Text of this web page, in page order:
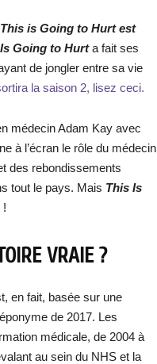
This is Going to Hurt est
Going to Hurta fait ses
de jongler entre sa vie
la saison 2, lisez ceci.
médecin Adam Kay avec
à l’écran le rôle du médecin
des rebondissements
tout le pays. Mais This Is
!
VRAIE ?
en fait, basée sur une
de 2017. Les
médicale, de 2004 à
au sein du NHS et la